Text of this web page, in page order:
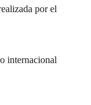
por el
internacional